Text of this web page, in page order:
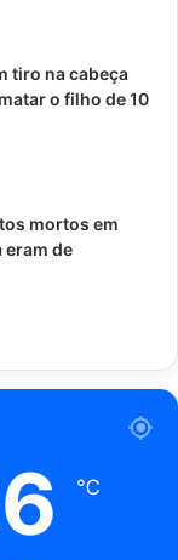
tiro na cabeça
o filho de 10
mortos em
de
℃